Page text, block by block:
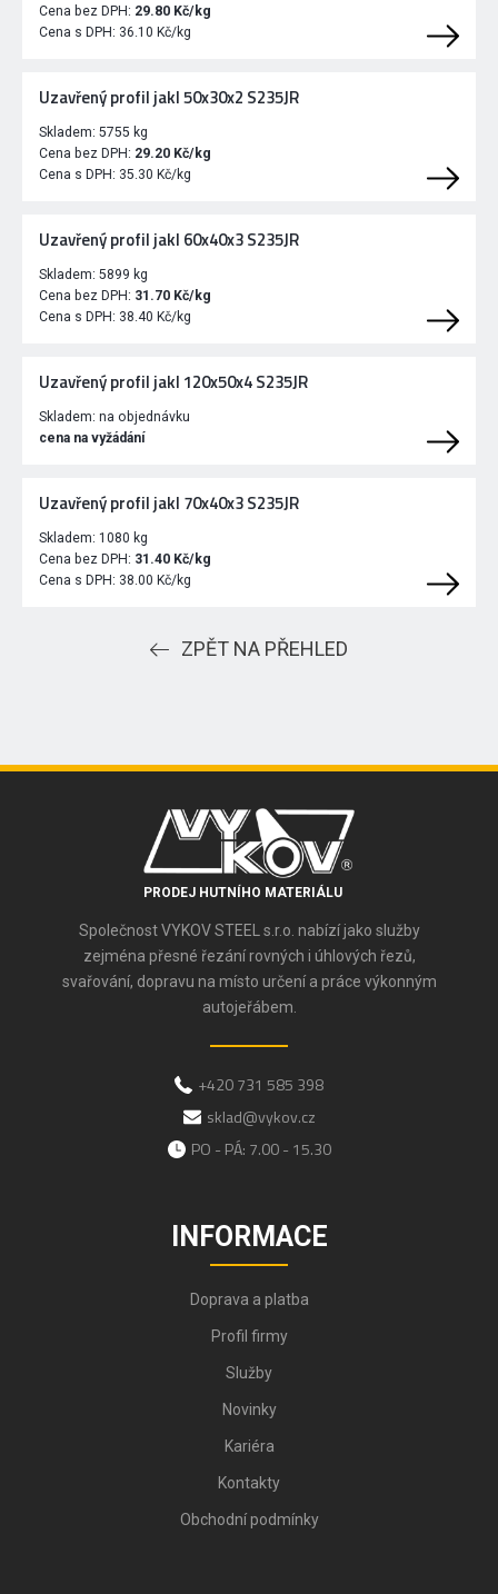
Cena bez DPH: 29.80 Kč/kg
Cena s DPH: 36.10 Kč/kg
Uzavřený profil jakl 50x30x2 S235JR
Skladem: 5755 kg
Cena bez DPH: 29.20 Kč/kg
Cena s DPH: 35.30 Kč/kg
Uzavřený profil jakl 60x40x3 S235JR
Skladem: 5899 kg
Cena bez DPH: 31.70 Kč/kg
Cena s DPH: 38.40 Kč/kg
Uzavřený profil jakl 120x50x4 S235JR
Skladem: na objednávku
cena na vyžádání
Uzavřený profil jakl 70x40x3 S235JR
Skladem: 1080 kg
Cena bez DPH: 31.40 Kč/kg
Cena s DPH: 38.00 Kč/kg
ZPĚT NA PŘEHLED
PRODEJ HUTNÍHO MATERIÁLU
Společnost VYKOV STEEL s.r.o. nabízí jako služby
zejména přesné řezání rovných i úhlových řezů,
svařování, dopravu na místo určení a práce výkonným
autojeřábem.
+420 731 585 398
sklad@vykov.cz
PO - PÁ: 7.00 - 15.30
INFORMACE
Doprava a platba
Profil firmy
Služby
Novinky
Kariéra
Kontakty
Obchodní podmínky